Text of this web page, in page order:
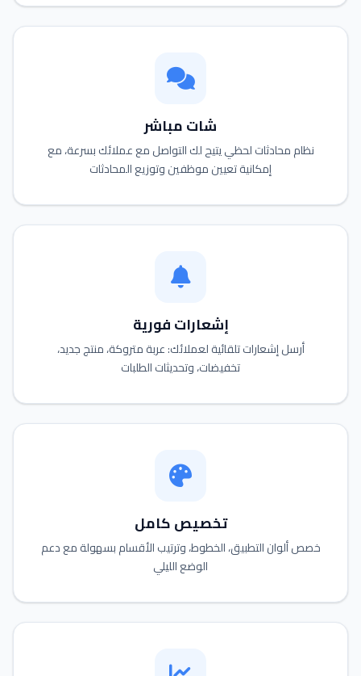
شات مباشر
نظام محادثات لحظي يتيح لك التواصل مع عملائك بسرعة، مع
إمكانية تعيين موظفين وتوزيع المحادثات
إشعارات فورية
أرسل إشعارات تلقائية لعملائك: عربة متروكة، منتج جديد،
تخفيضات، وتحديثات الطلبات
تخصيص كامل
خصص ألوان التطبيق، الخطوط، وترتيب الأقسام بسهولة مع دعم
الوضع الليلي